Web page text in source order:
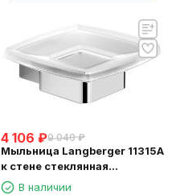
4 106 ₽9 040 ₽
Мыльница Langberger 11315A
к стене стеклянная
квадратная
В наличии